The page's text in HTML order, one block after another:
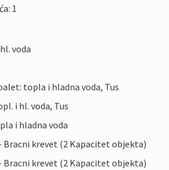
1
voda
topla i hladna voda, Tus
i hl. voda, Tus
i hladna voda
Bracni krevet (2 Kapacitet objekta)
Bracni krevet (2 Kapacitet objekta)